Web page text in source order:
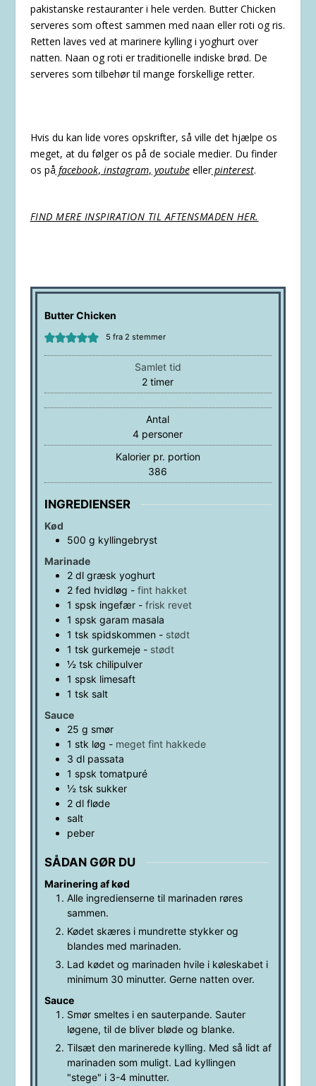
pakistanske restauranter i hele verden. Butter Chicken
serveres som oftest sammen med naan eller roti og ris.
Retten laves ved at marinere kylling i yoghurt over
natten. Naan og roti er traditionelle indiske brød. De
serveres som tilbehør til mange forskellige retter.
Hvis du kan lide vores opskrifter, så ville det hjælpe os
meget, at du følger os på de sociale medier. Du finder
os på facebook, instagram, youtubeellerpinterest.
FIND MERE INSPIRATION TIL AFTENSMADEN HER.
Butter Chicken
5 fra 2 stemmer
Samlet tid
2timer
timer
Antal
4 personer
Kalorier pr. portion
386
INGREDIENSER
Kød
500 g kyllingebryst
Marinade
2 dl græsk yoghurt
2 fed hvidløg - fint hakket
1 spsk ingefær- frisk revet
1 spsk garam masala
1 tsk spidskommen- stødt
1 tsk gurkemeje- stødt
½ tsk chilipulver
1 spsk limesaft
1 tsk salt
Sauce
25 g smør
1 stk løg - meget fint hakkede
3 dl passata
1 spsk tomatpuré
½ tsk sukker
2 dl fløde
salt
peber
SÅDAN GØR DU
Marinering af kød
Alle ingredienserne til marinaden røres
sammen.
Kødet skæres i mundrette stykker og
blandes med marinaden.
Lad kødet og marinaden hvile i køleskabet i
minimum 30 minutter. Gerne natten over.
Sauce
Smør smeltes i en sauterpande. Sauter
løgene, til de bliver bløde og blanke.
Tilsæt den marinerede kylling. Med så lidt af
marinaden som muligt. Lad kyllingen
"stege" i 3-4 minutter.